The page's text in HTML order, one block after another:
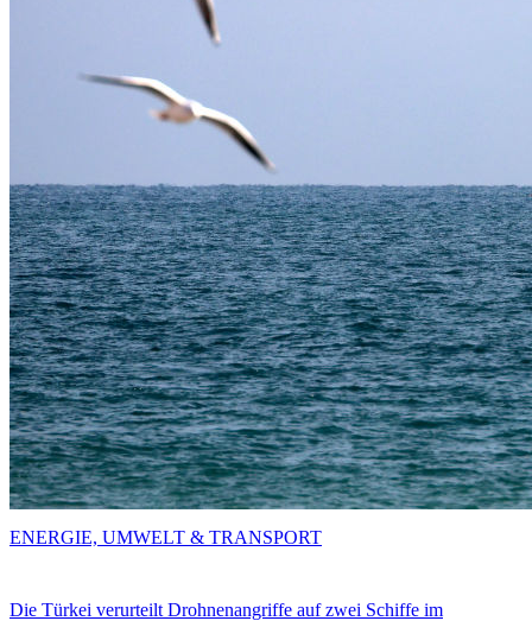
Die Türkei verurteilt Drohnenangriffe auf zwei Schiffe im
ENERGIE, UMWELT & TRANSPORT